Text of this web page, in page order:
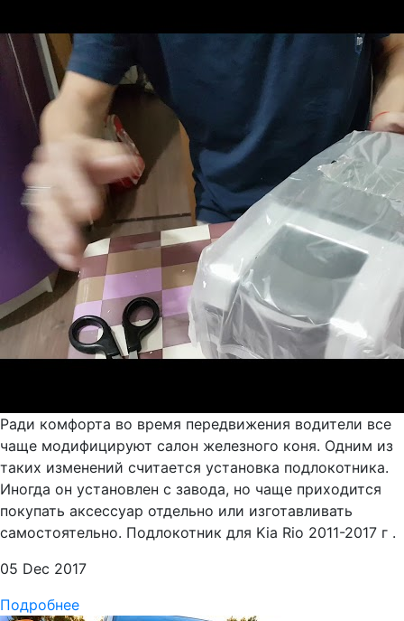
Ради комфорта во время передвижения водители все
чаще модифицируют салон железного коня. Одним из
таких изменений считается установка подлокотника.
Иногда он установлен с завода, но чаще приходится
покупать аксессуар отдельно или изготавливать
самостоятельно. Подлокотник для Kia Rio 2011-2017 г .
05 Dec 2017
Подробнее